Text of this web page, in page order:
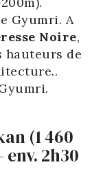
Gyumri. A
Noire,
hauteurs de
(1 460
env. 2h30